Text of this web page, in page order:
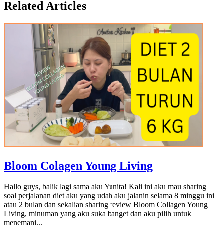
Related Articles
Bloom Colagen Young Living
Hallo guys, balik lagi sama aku Yunita! Kali ini aku mau sharing
soal perjalanan diet aku yang udah aku jalanin selama 8 minggu ini
atau 2 bulan dan sekalian sharing review Bloom Collagen Young
Living, minuman yang aku suka banget dan aku pilih untuk
menemani...